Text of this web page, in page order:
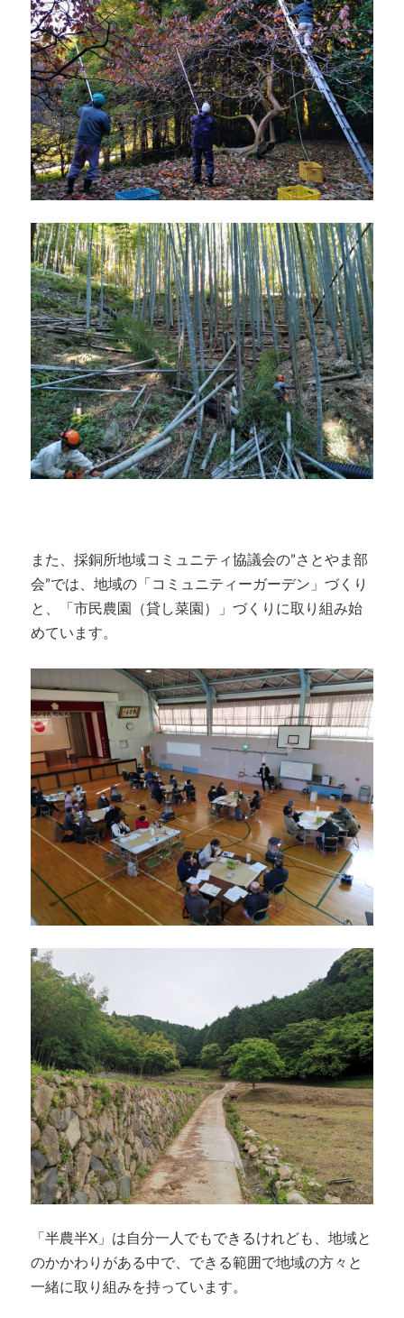
また、採銅所地域コミュニティ協議会の”さとやま部
会”では、地域の「コミュニティーガーデン」づくり
と、「市民農園（貸し菜園）」づくりに取り組み始
めています。
「半農半X」は自分一人でもできるけれども、地域と
のかかわりがある中で、できる範囲で地域の方々と
一緒に取り組みを持っています。